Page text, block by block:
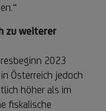
zu weiterer
2023
Österreich jedoch
höher als im
fiskalische